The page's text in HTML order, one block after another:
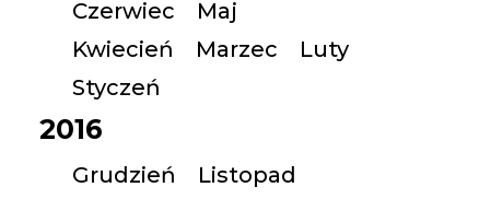
Czerwiec
Maj
Kwiecień
Marzec
Luty
Styczeń
2016
Grudzień
Listopad